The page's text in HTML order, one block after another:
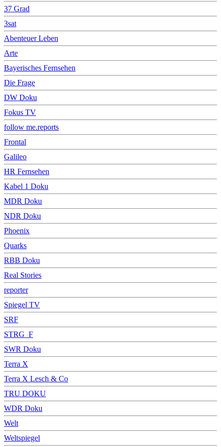
37 Grad
3sat
Abenteuer Leben
Arte
Bayerisches Fernsehen
Die Frage
DW Doku
Fokus TV
follow me.reports
Frontal
Galileo
HR Fernsehen
Kabel 1 Doku
MDR Doku
NDR Doku
Phoenix
Quarks
RBB Doku
Real Stories
reporter
Spiegel TV
SRF
STRG_F
SWR Doku
Terra X
Terra X Lesch & Co
TRU DOKU
WDR Doku
Welt
Weltspiegel